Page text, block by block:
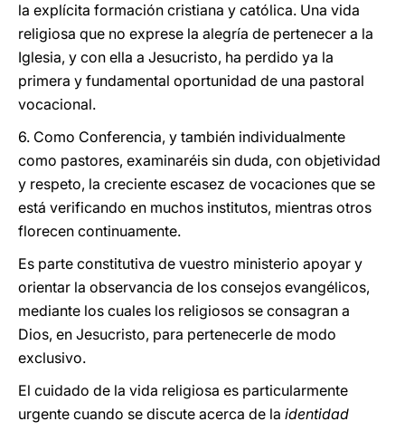
la explícita formación cristiana y católica. Una vida
religiosa que no exprese la alegría de pertenecer a la
Iglesia, y con ella a Jesucristo, ha perdido ya la
primera y fundamental oportunidad de una pastoral
vocacional.
6. Como Conferencia, y también individualmente
como pastores, examinaréis sin duda, con objetividad
y respeto, la creciente escasez de vocaciones que se
está verificando en muchos institutos, mientras otros
florecen continuamente.
Es parte constitutiva de vuestro ministerio apoyar y
orientar la observancia de los consejos evangélicos,
mediante los cuales los religiosos se consagran a
Dios, en Jesucristo, para pertenecerle de modo
exclusivo.
El cuidado de la vida religiosa es particularmente
urgente cuando se discute acerca de la identidad